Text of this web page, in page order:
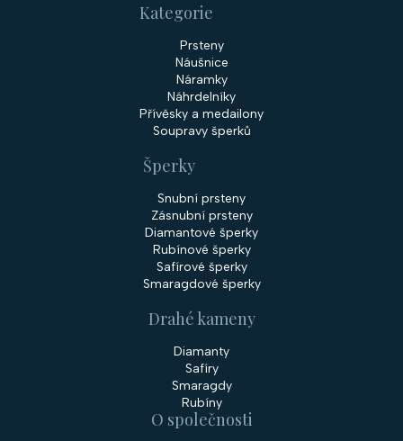
Kategorie
Prsteny
Náušnice
Náramky
Náhrdelníky
Přívěsky a medailony
Soupravy šperků
Šperky
Snubní prsteny
Zásnubní prsteny
Diamantové šperky
Rubínové šperky
Safírové šperky
Smaragdové šperky
Drahé kameny
Diamanty
Safíry
Smaragdy
Rubíny
O společnosti